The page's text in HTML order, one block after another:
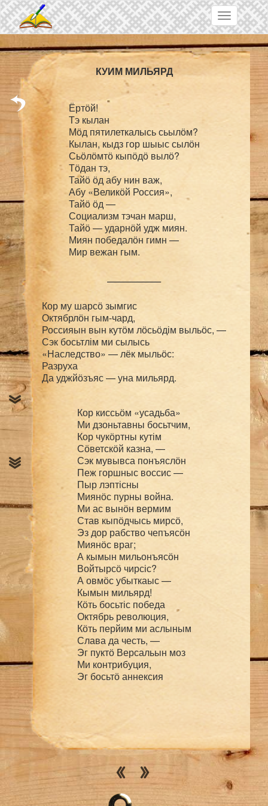
Skip to main content
Toggle
navigation
КУИМ МИЛЬЯРД
Ёртӧй!
Тэ кылан
Мӧд пятилеткалысь сьылӧм?
Кылан, кыдз гор шыыс сылӧн
Сьӧлӧмтӧ кыпӧдӧ вылӧ?
Тӧдан тэ,
Тайӧ ӧд абу нин важ,
Абу «Великӧй Россия»,
Тайӧ ӧд —
Социализм тэчан марш,
Тайӧ — ударнӧй удж миян.
Миян победалӧн гимн —
–––––––––
Кор му шарсӧ зымгис
Октябрлӧн гым-чард,
Россияын вын кутӧм лӧсьӧдім выльӧс, —
Сэк босьтлім ми сылысь
«Наследство» — лёк мыльӧс:
Разруха
Кор киссьӧм «усадьба»
Ми дзоньтавны босьтчим,
Кор чукӧртны кутім
Сӧветскӧй казна, —
Сэк мувывса понъяслӧн
Пеж горшныс воссис —
Пыр лэптісны
Миянӧс пурны война.
Ми ас вынӧн вермим
Став кыпӧдчысь мирсӧ,
Эз дор рабство чепъясӧн
Миянӧс враг;
А кымын мильонъясӧн
Войтырсӧ чирсіс?
А овмӧс убыткаыс —
Кымын мильярд!
Кӧть босьтіс победа
Октябрь революция,
Кӧть перйим ми аслыным
Слава да честь, —
Эг пуктӧ Версальын моз
Ми контрибуция,
Эг босьтӧ аннексия
Кор шыасьлім
Восстановительнӧй кадын
Ми удждысьны, —
Йӧртіс, дерт, эралысь гад:
Кредит пыдди
Грӧзитліс нырны снарядӧн,
Кредит пыдди